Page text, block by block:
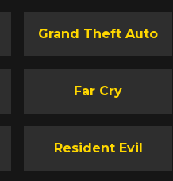
naše očekávání.
které nás
nich méně nebo
s chutí jsme si je
mezi
Grand Theft Auto
Far Cry
Resident Evil